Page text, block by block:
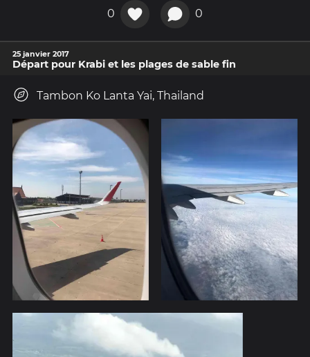
0 0
25 janvier 2017
Départ pour Krabi et les plages de sable fin
Tambon Ko Lanta Yai, Thailand